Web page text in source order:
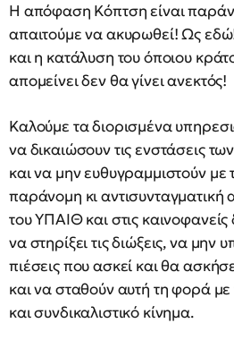
Η απόφαση Κόπτση είναι
απαιτούμε να ακυρωθεί! Ως
και η κατάλυση του όποιου
απομείνει δεν θα γίνει ανεκτός!
Καλούμε τα διορισμένα
να δικαιώσουν τις ενστάσεις
και να μην ευθυγραμμιστούν
παράνομη κι
του ΥΠΑΙΘ και στις καινοφανείς
να στηρίξει τις διώξεις, να μην
πιέσεις που ασκεί και θα
και να σταθούν αυτή τη φορά με
και συνδικαλιστικό κίνημα.